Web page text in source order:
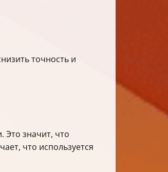
точность и
Это значит, что
что используется